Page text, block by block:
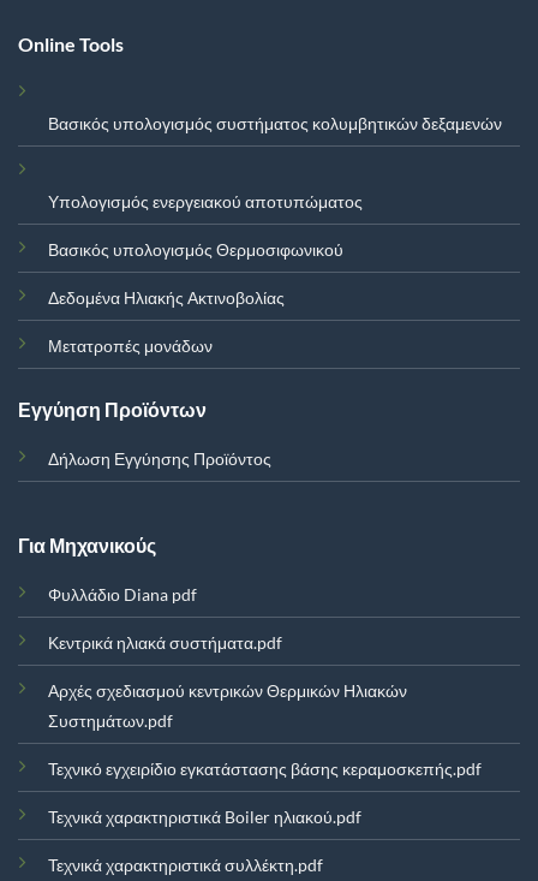
Online Tools
Βασικός υπολογισμός συστήματος κολυμβητικών δεξαμενών
Υπολογισμός ενεργειακού αποτυπώματος
Βασικός υπολογισμός Θερμοσιφωνικού
Δεδομένα Ηλιακής Ακτινοβολίας
Μετατροπές μονάδων
Εγγύηση Προϊόντων
Δήλωση Εγγύησης Προϊόντος
Για Μηχανικούς
Φυλλάδιο Diana pdf
Κεντρικά ηλιακά συστήματα.pdf
Αρχές σχεδιασμού κεντρικών Θερμικών Ηλιακών
Συστημάτων.pdf
Τεχνικό εγχειρίδιο εγκατάστασης βάσης κεραμοσκεπής.pdf
Τεχνικά χαρακτηριστικά Boiler ηλιακού.pdf
Τεχνικά χαρακτηριστικά συλλέκτη.pdf